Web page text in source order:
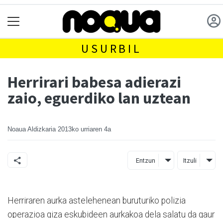
USURBIL
Herrirari babesa adierazi
zaio, eguerdiko lan uztean
Noaua Aldizkaria 2013ko urriaren 4a
Entzun Itzuli
Herriraren aurka astelehenean buruturiko polizia
operazioa giza eskubideen aurkakoa dela salatu da gaur